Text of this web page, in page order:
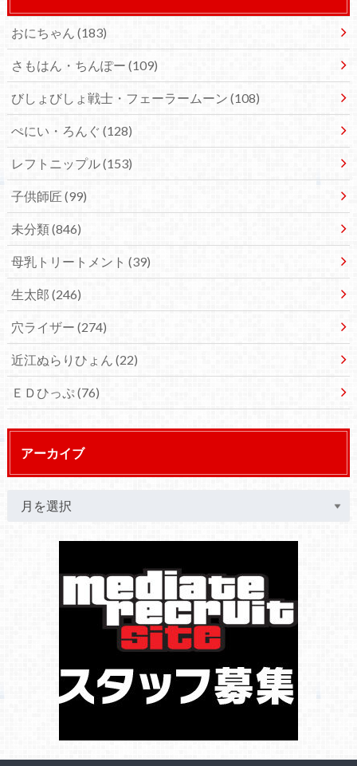
おにちゃん (183)
さもはん・ちんぽー (109)
びしょびしょ戦士・フェーラームーン (108)
ぺにい・ろんぐ (128)
レフトニップル(153)
子供師匠 (99)
未分類(846)
母乳トリートメント (39)
生太郎 (246)
穴ライザー (274)
近江ぬらりひょん (22)
ＥＤひっぷ(76)
アーカイブ